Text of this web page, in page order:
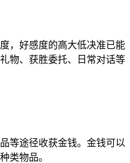
，好感度的高大低决准已能
物、获胜委托、日常对话等
等途径收获金钱。金钱可以
类物品。